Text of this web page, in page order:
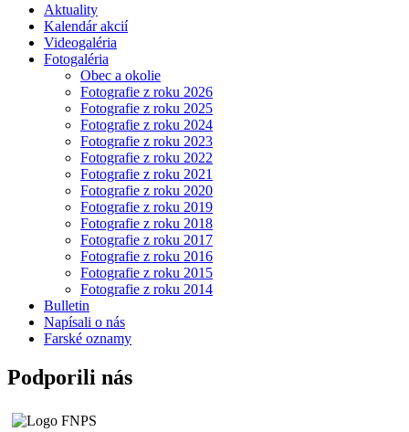
Aktuality
Kalendár akcií
Videogaléria
Fotogaléria
Obec a okolie
Fotografie z roku 2026
Fotografie z roku 2025
Fotografie z roku 2024
Fotografie z roku 2023
Fotografie z roku 2022
Fotografie z roku 2021
Fotografie z roku 2020
Fotografie z roku 2019
Fotografie z roku 2018
Fotografie z roku 2017
Fotografie z roku 2016
Fotografie z roku 2015
Fotografie z roku 2014
Bulletin
Napísali o nás
Farské oznamy
Podporili nás